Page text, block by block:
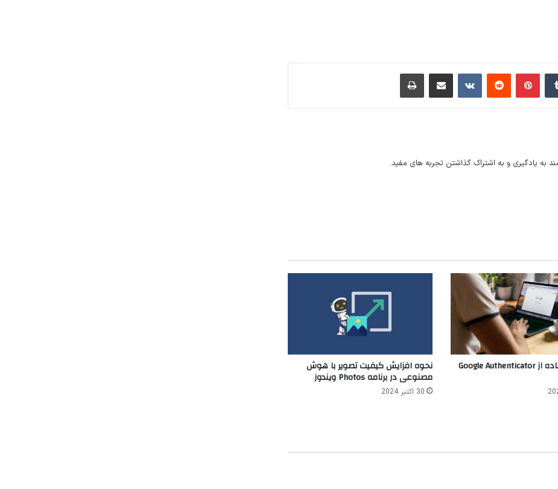
تامبلر پینتریستReddit
VKontakteاشتراک گذاری با ایمیل چاپ
نحوه استفاده از Google Authenticator نحوه افزایش کیفیت تصویر با هوش
مصنوعی در برنامه Photos ویندوز
30 اکتبر 2024